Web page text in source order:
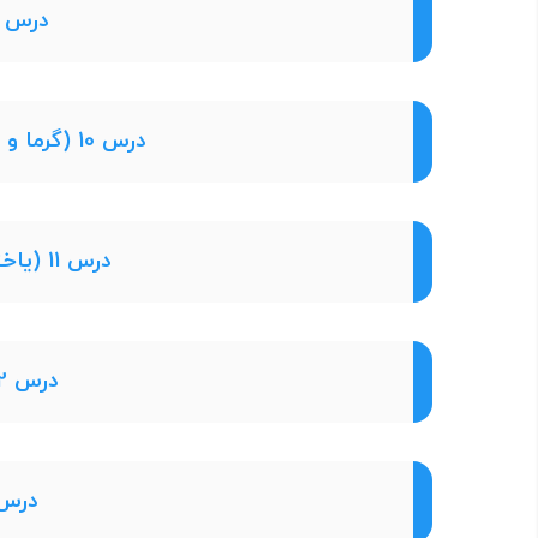
درس 9 (منابع
درس 10 (گرما و بهینه سازی مصرف انرژی)
درس 11 (یاخته و سازمان بندی آن)
درس 12 (سفره سلامت)
درس 13